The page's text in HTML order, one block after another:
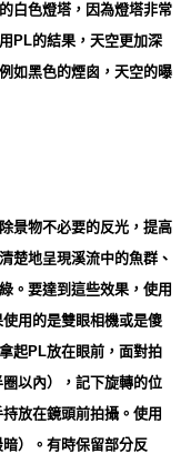
白色燈塔，因為燈塔非常
PL的結果，天空更加深
如黑色的煙囪，天空的曝
景物不必要的反光，提高
楚地呈現溪流中的魚群、
。要達到這些效果，使用
用的是雙眼相機或是傻
起PL放在眼前，面對拍
以內），記下旋轉的位
放在鏡頭前拍攝。使用
）。有時保留部分反